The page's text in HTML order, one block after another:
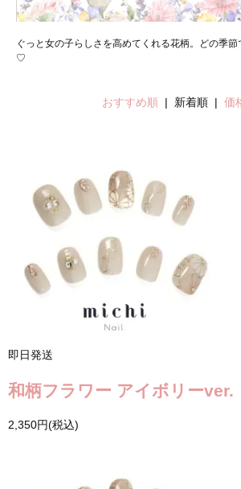
ぐっと女の子らしさを高めてくれる花柄。どの季
♡
おすすめ順 | 新着順 | 価
即日発送
和柄フラワー アイボリーver.
2,350円(税込)